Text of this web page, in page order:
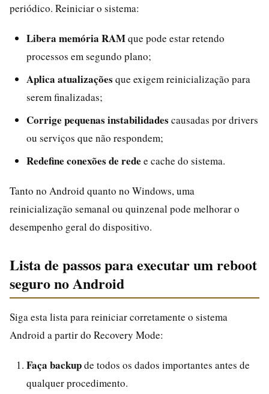
periódico. Reiniciar o sistema:
Libera memória RAMque pode estar retendo
processos em segundo plano;
Aplica atualizações que exigem reinicialização para
serem finalizadas;
Corrige pequenas instabilidades causadas por drivers
ou serviços que não respondem;
Redefine conexões de rede e cache do sistema.
Tanto no Android quanto no Windows, uma
reinicialização semanal ou quinzenal pode melhorar o
desempenho geral do dispositivo.
Lista de passos para executar um reboot
seguro no Android
Siga esta lista para reiniciar corretamente o sistema
Android a partir do Recovery Mode:
Faça backupde todos os dados importantes antes de
qualquer procedimento.